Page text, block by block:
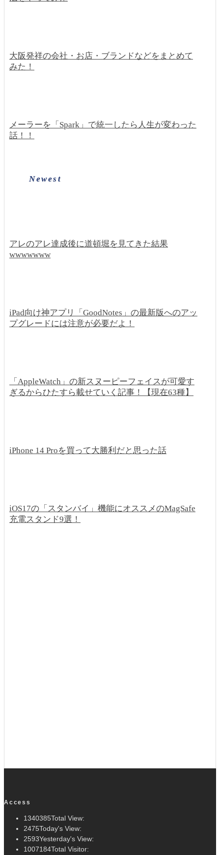
大阪発祥の会社・お店・ブランドなどをまとめて
みた！
メーラーを「Spark」で統一したら人生が変わった
話！！
Newest
アレのアレ達成後に道頓堀を見てきた結果
wwwwwww
iPad向け神アプリ「GoodNotes」の最新版へのアッ
プグレードには注意が必要だよ！
「AppleWatch」の新スヌーピーフェイスが可愛す
ぎるからひたすら載せていく記事！【現在63種】
iPhone 14 Proを買って大勝利だと思った話
iOS17の「スタンバイ」機能にオススメのMagSafe
充電スタンド9選！
Access
1340385Total View:
2475Today's View:
2593Yesterday's View:
1007184Total Visitor: